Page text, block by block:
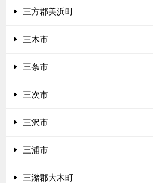
三方郡美浜町
三木市
三条市
三次市
三沢市
三浦市
三潴郡大木町